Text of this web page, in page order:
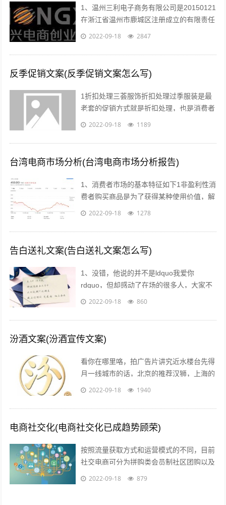
1、温州三利电子商务有限公司是20150121
在浙江省温州市鹿城区注册成立的有限责任
公司自然人投资或控股，注册地址位于温州
2022-09-18 2847
反季促销文案(反季促销文案怎么写)
1折扣处理三荟服饰折扣处理过季服装是最
老套的促销方式就是折扣处理，也是消费者
最愿意接受的方式也有很多消费者比较乐意
2022-09-18 1189
台湾电商市场分析(台湾电商市场分析报告)
1、消费者市场的基本特征如下1非盈利性消
费者购买商品是为了获得某种使用价值，解
决自身的生活消费需求，而不是为了盈利去
2022-09-18 1278
告白送礼文案(告白送礼文案怎么写)
1、没错，他说的并不是ldquo我爱你
rdquo，但却感动了在场的很多人，大家不
约而同的为他鼓掌所以我说，真正适合520
2022-09-18 860
汾酒文案(汾酒宣传文案)
看你在哪里咯，拍广告片讲究近水楼台先得
月一线城市的话，北京的推荐汉狮，上海的
赤马，广州的平方影视，深圳的就宝视达了
2022-09-18 1940
电商社交化(电商社交化已成趋势顾荣)
按照流量获取方式和运营模式的不同，目前
社交电商可分为拼购类会员制社区团购以及
内容类四种典型的商业模式拼购类以拼多多
2022-09-18 879